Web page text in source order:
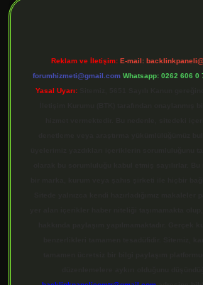
Reklam ve İletişim: E-mail:
forumhizmeti@gmail.com Whatsapp: 0262 606 0
Yasal Uyarı: